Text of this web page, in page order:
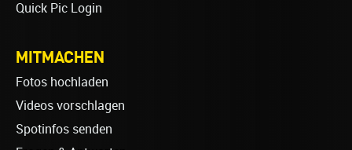
Quick Pic Login
MITMACHEN
Fotos hochladen
Videos vorschlagen
Spotinfos senden